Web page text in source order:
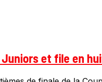
et file en